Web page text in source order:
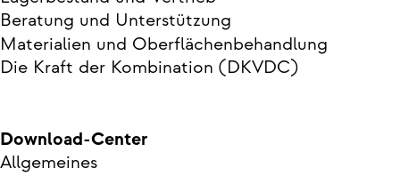
Beratung und Unterstützung
Materialien und Oberflächenbehandlung
Die Kraft der Kombination (DKVDC)
Download-Center
Allgemeines